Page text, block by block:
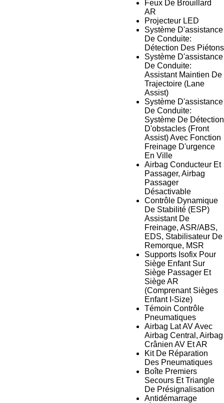
Feux De Brouillard
AR
Projecteur LED
Système D'assistance
De Conduite:
Détection Des Piétons
Système D'assistance
De Conduite:
Assistant Maintien De
Trajectoire (Lane
Assist)
Système D'assistance
De Conduite:
Système De Détection
D'obstacles (Front
Assist) Avec Fonction
Freinage D'urgence
En Ville
Airbag Conducteur Et
Passager, Airbag
Passager
Désactivable
Contrôle Dynamique
De Stabilité (ESP)
Assistant De
Freinage, ASR/ABS,
EDS, Stabilisateur De
Remorque, MSR
Supports Isofix Pour
Siège Enfant Sur
Siège Passager Et
Siège AR
(Comprenant Sièges
Enfant I-Size)
Témoin Contrôle
Pneumatiques
Airbag Lat AV Avec
Airbag Central, Airbag
Crânien AV Et AR
Kit De Réparation
Des Pneumatiques
Boîte Premiers
Secours Et Triangle
De Présignalisation
Antidémarrage